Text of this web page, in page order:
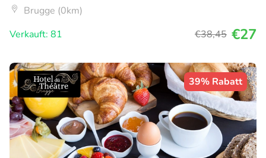
Brugge (0km)
Verkauft: 81
€38,45 €27
39% Rabatt